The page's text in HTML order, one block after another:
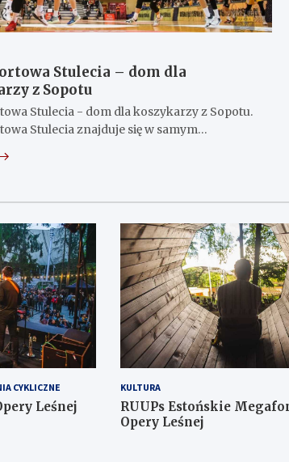
Stulecia – dom dla
z Sopotu
Stulecia - dom dla koszykarzy z Sopotu.
Stulecia znajduje się w samym…
CYKLICZNE
Leśnej
KULTURA
RUUPs Estońskie
Opery Leśnej